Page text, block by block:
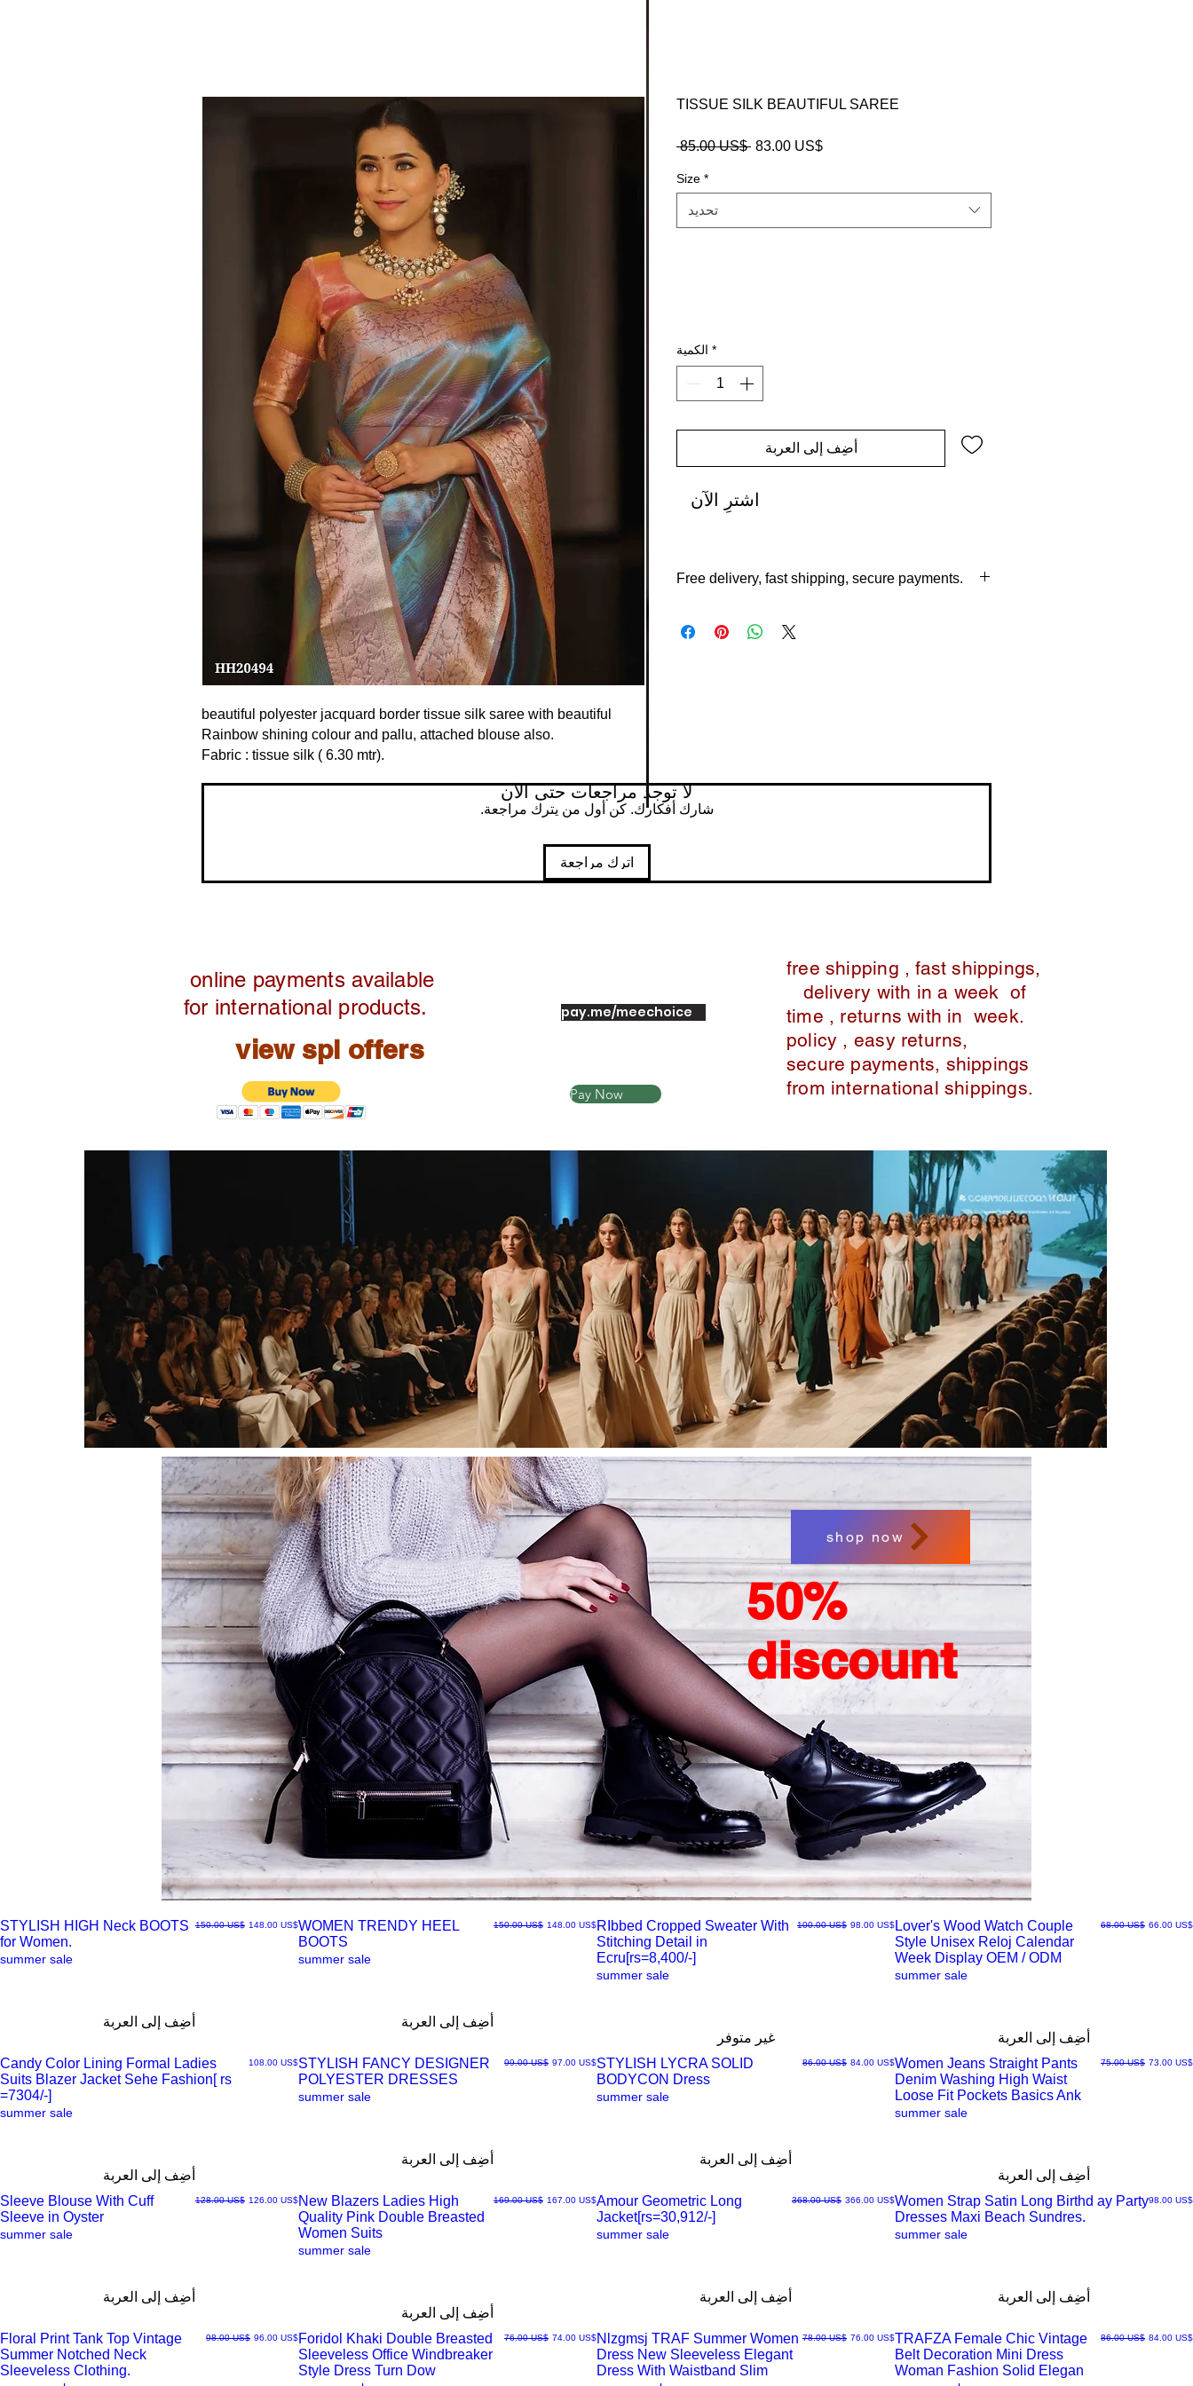
beautiful polyester jacquard border tissue silk saree with beautiful
Rainbow shining colour and pallu, attached blouse also.
Fabric : tissue silk ( 6.30 mtr).
TISSUE SILK BEAUTIFUL SAREE
‏85.00 US$ سعر
‏83.00 US$سعر
Size *
تحديد
الكمية *
أضِف إلى العربة
اشترِ الآن
Free delivery, fast shipping, secure payments.
delivery with in 7-14 days of time,easy returns with in
لا توجد مراجعات حتى الآن
شارك أفكارك. كن أول من يترك مراجعة.
اترك مراجعة
online payments available
for international products.
view spl offers
pay.me/meechoice
Pay Now
free shipping , fast shippings,
delivery with in a week of
time , returns with in week.
policy , easy returns,
secure payments, shippings
from international shippings.
shop now
50%
discount
العرض
STYLISH HIGH Neck BOOTS
for Women.
سعر عادي‏150.00 US$ سعر البيع‏148.00 US$
summer sale
أضِف إلى العربة
العرض
WOMEN TRENDY HEEL
BOOTS
سعر عادي‏150.00 US$ سعر البيع‏148.00 US$
summer sale
أضِف إلى العربة
العرض
RIbbed Cropped Sweater With
Stitching Detail in
Ecru[rs=8,400/-]
سعر عادي‏100.00 US$ سعر البيع‏98.00 US$
summer sale
غير متوفر
العرض
Lover's Wood Watch Couple
Style Unisex Reloj Calendar
Week Display OEM / ODM
سعر عادي
‏68.00 US$ سعر البيع‏66.00 US$
summer sale
أضِف إلى العربة
العرض
Candy Color Lining Formal Ladies
Suits Blazer Jacket Sehe Fashion[ rs
=7304/-]
السعر ‏108.00 US$
summer sale
أضِف إلى العربة
العرض
STYLISH FANCY DESIGNER
POLYESTER DRESSES
سعر عادي
‏99.00 US$ سعر البيع‏97.00 US$
summer sale
أضِف إلى العربة
العرض
STYLISH LYCRA SOLID
BODYCON Dress
سعر عادي
‏86.00 US$ سعر البيع‏84.00 US$
summer sale
أضِف إلى العربة
العرض
Women Jeans Straight Pants
Denim Washing High Waist
Loose Fit Pockets Basics Ank
سعر عادي
‏75.00 US$ سعر البيع‏73.00 US$
summer sale
أضِف إلى العربة
العرض
Sleeve Blouse With Cuff
Sleeve in Oyster
سعر عادي‏128.00 US$ سعر البيع‏126.00 US$
summer sale
أضِف إلى العربة
العرض
New Blazers Ladies High
Quality Pink Double Breasted
Women Suits
سعر عادي‏169.00 US$ سعر البيع‏167.00 US$
summer sale
أضِف إلى العربة
العرض
Amour Geometric Long
Jacket[rs=30,912/-]
سعر عادي‏368.00 US$ سعر البيع‏366.00 US$
summer sale
أضِف إلى العربة
العرض
Women Strap Satin Long Birthd ay Party
Dresses Maxi Beach Sundres.
السعر ‏98.00 US$
summer sale
أضِف إلى العربة
العرض
Floral Print Tank Top Vintage
Summer Notched Neck
Sleeveless Clothing.
سعر عادي
‏98.00 US$ سعر البيع‏96.00 US$
العرض
Foridol Khaki Double Breasted
Sleeveless Office Windbreaker
Style Dress Turn Dow
سعر عادي
‏76.00 US$ سعر البيع‏74.00 US$
العرض
Nlzgmsj TRAF Summer Women
Dress New Sleeveless Elegant
Dress With Waistband Slim
سعر عادي
‏78.00 US$ سعر البيع‏76.00 US$
العرض
TRAFZA Female Chic Vintage
Belt Decoration Mini Dress
Woman Fashion Solid Elegan
سعر عادي
‏86.00 US$ سعر البيع‏84.00 US$